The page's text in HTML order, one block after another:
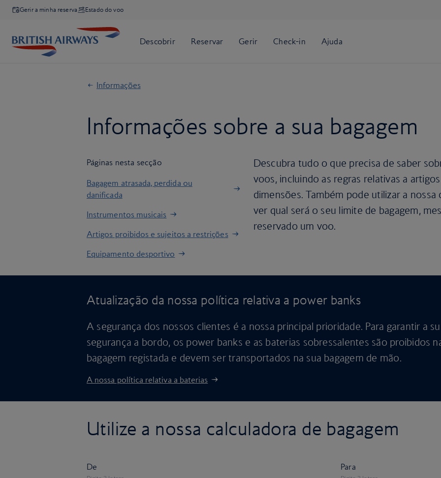
Gerir a minha reserva Estado do voo
Informações
Informações sobre a sua bagagem
Páginas nesta secção
Bagagem atrasada, perdida ou
danificada
Instrumentos musicais
Artigos proibidos e sujeitos a restrições
Equipamento desportivo
Descubra tudo o que precisa de saber
voos, incluindo as regras relativas a
dimensões. Também pode utilizar a nossa
ver qual será o seu limite de bagagem,
reservado um voo.
Atualização da nossa política relativa a power banks
A segurança dos nossos clientes é a nossa principal prioridade. Para garantir a
segurança a bordo, os power banks e as baterias sobressalentes são proibidos
bagagem registada e devem ser transportados na sua bagagem de mão.
A nossa política relativa a baterias
Utilize a nossa calculadora de bagagem